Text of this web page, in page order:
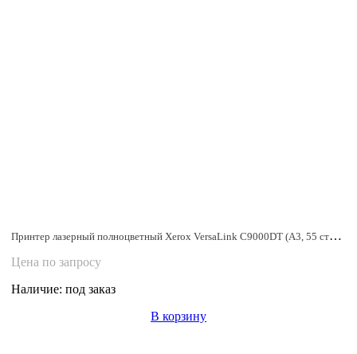
Принтер лазерный полноцветный Xerox VersaLink C9000DT (A3, 55 стр/мин, 1200x2400 dpi, дуплекс, USB, Ethernet)
Цена по запросу
Наличие: под заказ
В корзину